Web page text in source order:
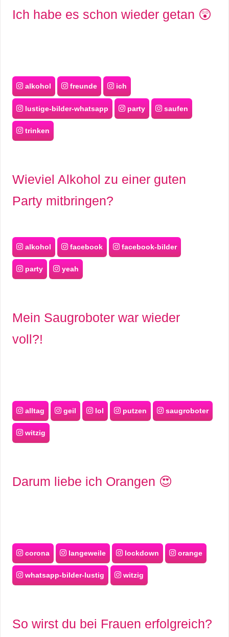
Ich habe es schon wieder getan 😲
alkohol freunde ich
lustige-bilder-whatsapp party saufen
trinken
Wieviel Alkohol zu einer guten
Party mitbringen?
alkohol facebook facebook-bilder
party yeah
Mein Saugroboter war wieder
voll?!
alltag geil lol putzen saugroboter
witzig
Darum liebe ich Orangen 😍
corona langeweile lockdown orange
whatsapp-bilder-lustig witzig
So wirst du bei Frauen erfolgreich?